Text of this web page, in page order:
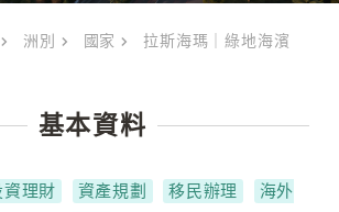
洲別 國家 拉斯海瑪｜綠地海濱
基本資料
資理財 資產規劃 移民辦理
海外